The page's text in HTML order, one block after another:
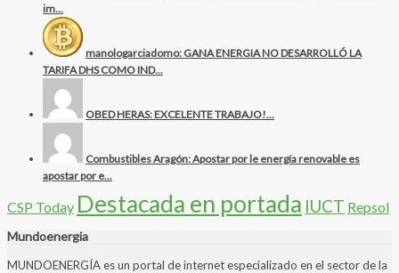
im...
manologarciadomo: GANA ENERGIA NO DESARROLLÓ LA
TARIFA DHS COMO IND...
OBED HERAS: EXCELENTE TRABAJO!...
Combustibles Aragón: Apostar por le energía renovable es
apostar por e...
CSP Today Destacada en portada IUCT Repsol
Mundoenergia
MUNDOENERGÍA es un portal de internet especializado en el sector de la